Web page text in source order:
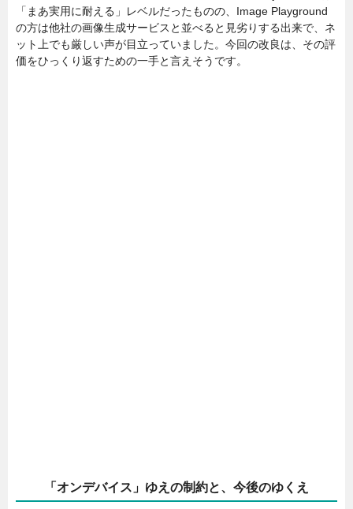
「まあ実用に耐える」レベルだったものの、Image Playground
の方は他社の画像生成サービスと並べると見劣りする出来で、ネ
ット上でも厳しい声が目立っていました。今回の改良は、その評
価をひっくり返すための一手と言えそうです。
「オンデバイス」ゆえの制約と、今後のゆくえ